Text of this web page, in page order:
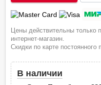
Цены действительны только
интернет-магазин.
Скидки по карте
В наличии